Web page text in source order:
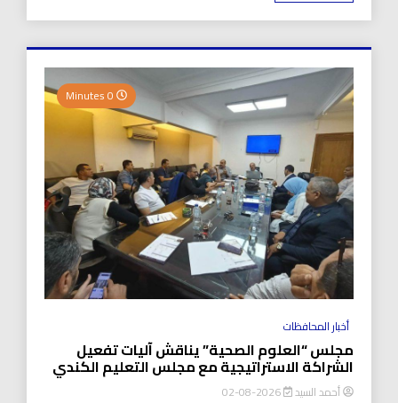
أخبار المحافظات
مجلس “العلوم الصحية” يناقش آليات تفعيل
الشراكة الاستراتيجية مع مجلس التعليم الكندي
أحمد السيد 2026-08-02